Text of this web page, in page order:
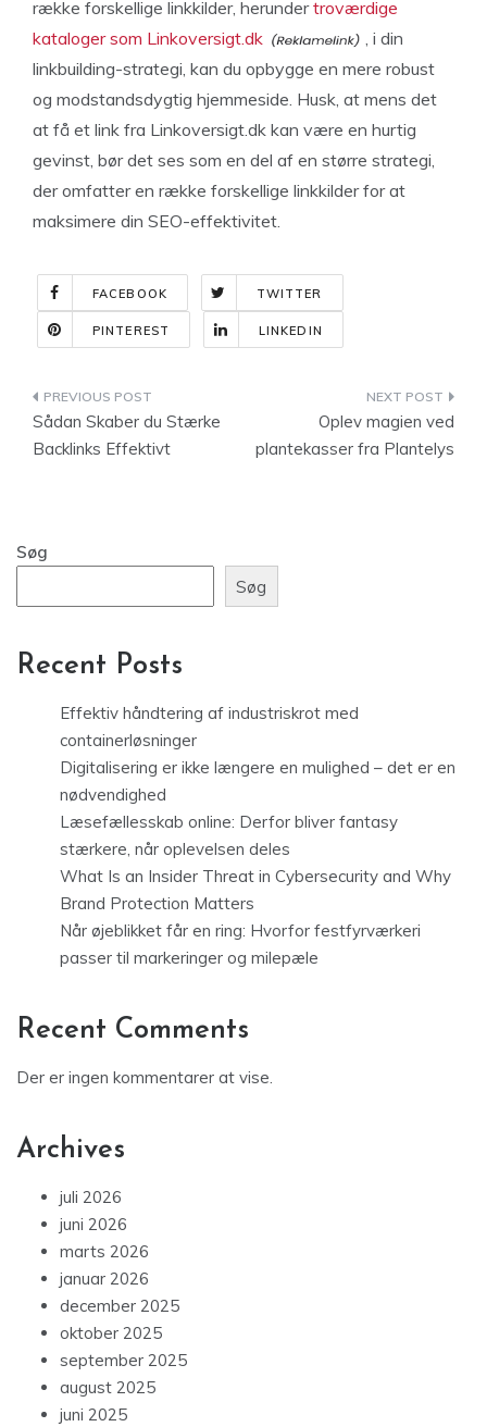
række forskellige linkkilder, herundertroværdige
kataloger som Linkoversigt.dk
, i din
linkbuilding-strategi, kan du opbygge en mere robust
og modstandsdygtig hjemmeside. Husk, at mens det
at få et link fra Linkoversigt.dk kan være en hurtig
gevinst, bør det ses som en del af en større strategi,
der omfatter en række forskellige linkkilder for at
maksimere din SEO-effektivitet.
FACEBOOK TWITTER
PINTEREST LINKEDIN
Indlægsnavigation
Sådan Skaber du Stærke
Backlinks Effektivt
Oplev magien ved
plantekasser fra Plantelys
Søg
Søg
Recent Posts
Effektiv håndtering af industriskrot med
containerløsninger
Digitalisering er ikke længere en mulighed – det er en
nødvendighed
Læsefællesskab online: Derfor bliver fantasy
stærkere, når oplevelsen deles
What Is an Insider Threat in Cybersecurity and Why
Brand Protection Matters
Når øjeblikket får en ring: Hvorfor festfyrværkeri
passer til markeringer og milepæle
Recent Comments
Der er ingen kommentarer at vise.
Archives
juli 2026
juni 2026
marts 2026
januar 2026
december 2025
oktober 2025
september 2025
august 2025
juni 2025